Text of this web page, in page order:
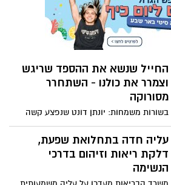
החייל שנשא את ההספד שריגש
וצמרר את כולנו - השתחרר
מסורוקה
בשורות משמחות: יונתן דונט שנפצע קשה
בלחימה בעזה שוחרר השבוע מביה"ח סורוקה
עליה חדה בתחלואת שפעת,
דלקת ריאות וזיהום בדרכי
הנשימה